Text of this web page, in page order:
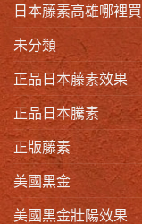
日本藤素高雄哪裡買
未分類
正品日本藤素效果
正品日本騰素
正版藤素
美國黑金
美國黑金壯陽效果